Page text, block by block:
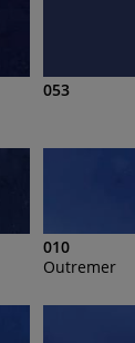
053
010
Outremer